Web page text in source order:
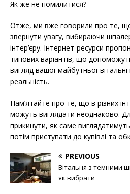
Як же не помилитися?
Отже, ми вже говорили про те,
звернути увагу, вибираючи
інтер’єру. Інтернет-ресурси
типових варіантів, що
вигляд вашої майбутньої
реальність.
Пам’ятайте про те, що в різних
можуть виглядати неоднаково.
прикинути, як саме
потім приступати до купівлі та
PREVIOUS
Вітальня з темними
як вибрати